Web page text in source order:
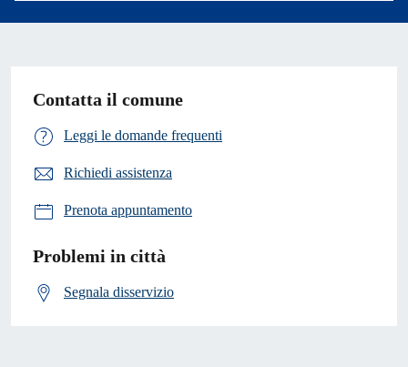
Contatta il comune
Leggi le domande frequenti
Richiedi assistenza
Prenota appuntamento
Problemi in città
Segnala disservizio